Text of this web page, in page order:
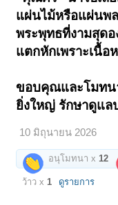
แผ่นไม้หรือแผ่นพ
พระพุทธที่งามสุด
แตกหักเพราะเนื้อ
ขอบคุณและโมทน
ยิ่งใหญ่ รักษาดูแล
10 มิถุนายน 2026
อนุโมทนา x 12
ว้าว x 1 ดูรายการ